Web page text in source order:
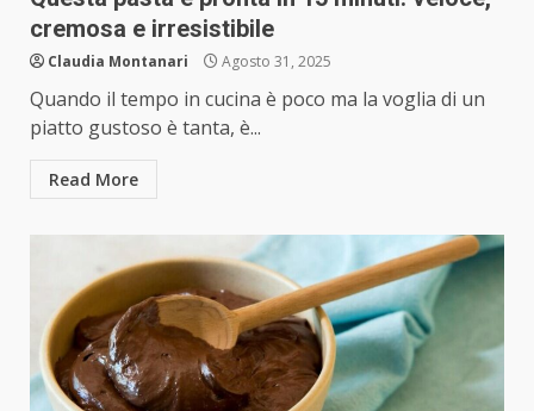
cremosa e irresistibile
Claudia Montanari Agosto 31, 2025
Quando il tempo in cucina è poco ma la voglia di un
piatto gustoso è tanta, è...
Read More